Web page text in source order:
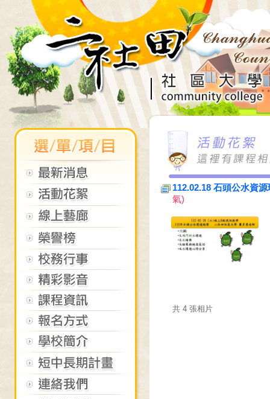
112.02.18 石頭公水資
氣)
共 4 張相片